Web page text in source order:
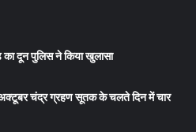
का दून पुलिस ने किया खुलासा
अक्टूबर चंद्र ग्रहण सूतक के चलते दिन में चार